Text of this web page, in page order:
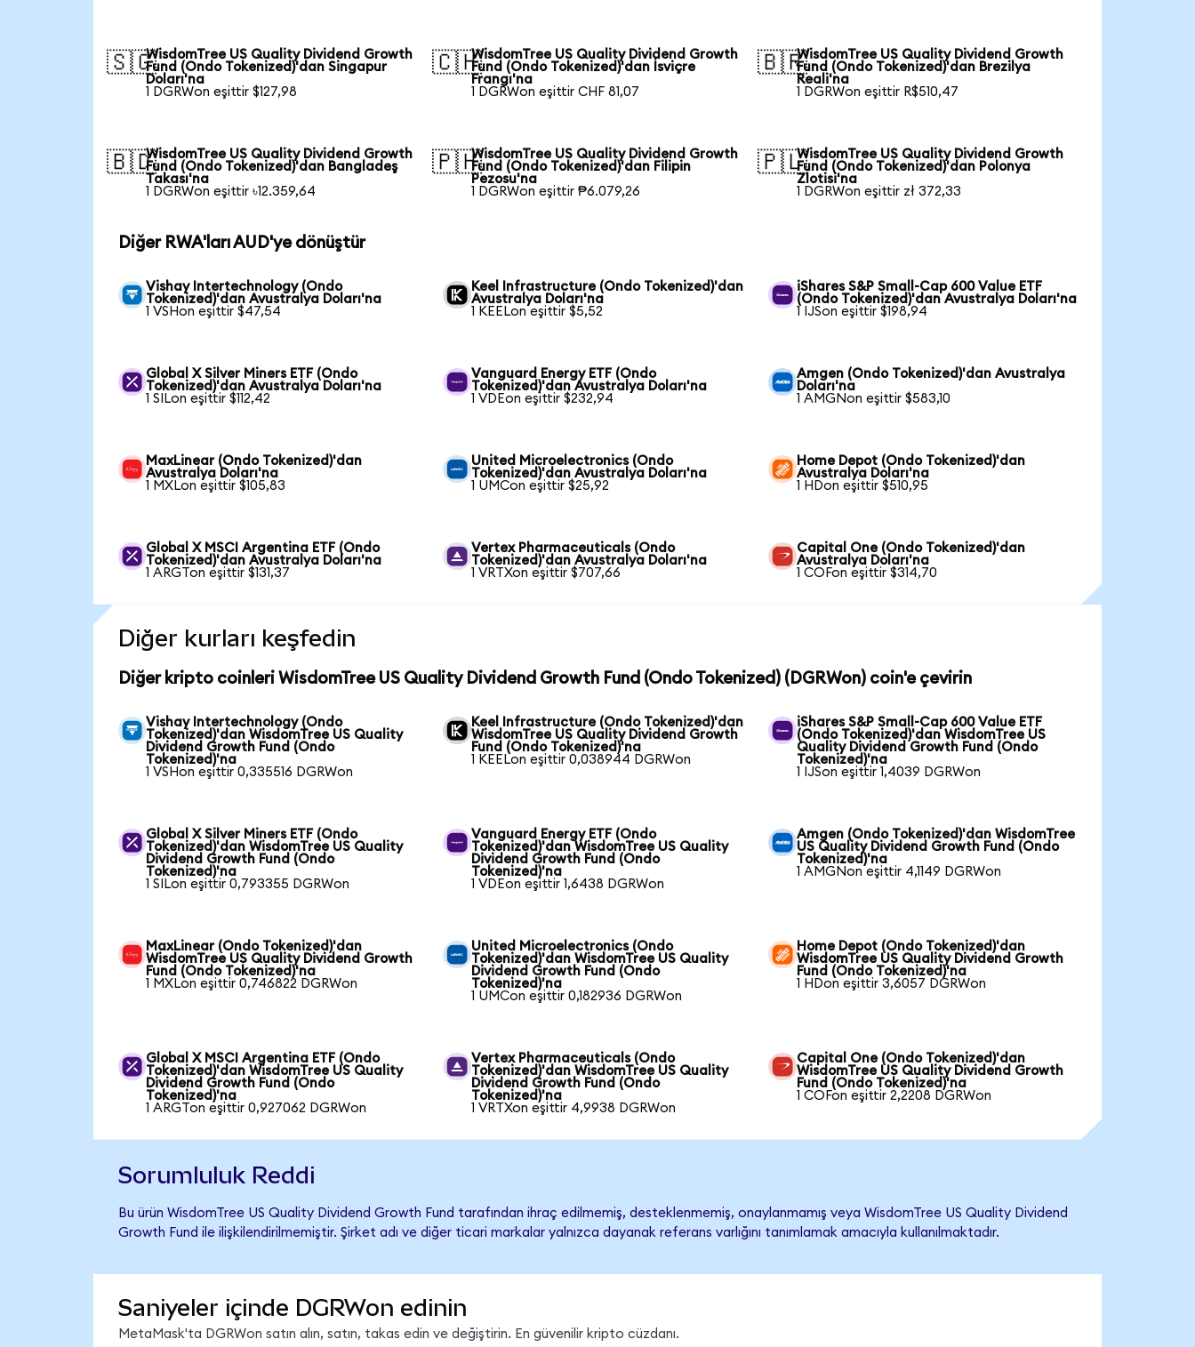
🇸🇬WisdomTree US Quality Dividend Growth
Fund (Ondo Tokenized)'dan Singapur
Doları'na
1 DGRWon eşittir $127,98
🇨🇭WisdomTree US Quality Dividend Growth
Fund (Ondo Tokenized)'dan İsviçre
Frangı'na
1 DGRWon eşittir CHF 81,07
🇧🇷WisdomTree US Quality Dividend Growth
Fund (Ondo Tokenized)'dan Brezilya
Reali'na
1 DGRWon eşittir R$510,47
🇧🇩WisdomTree US Quality Dividend Growth
Fund (Ondo Tokenized)'dan Bangladeş
Takası'na
1 DGRWon eşittir ৳12.359,64
🇵🇭WisdomTree US Quality Dividend Growth
Fund (Ondo Tokenized)'dan Filipin
Pezosu'na
1 DGRWon eşittir ₱6.079,26
🇵🇱WisdomTree US Quality Dividend Growth
Fund (Ondo Tokenized)'dan Polonya
Zlotisi'na
1 DGRWon eşittir zł 372,33
Diğer RWA'ları AUD'ye dönüştür
Vishay Intertechnology (Ondo
Tokenized)'dan Avustralya Doları'na
1 VSHon eşittir $47,54
Keel Infrastructure (Ondo Tokenized)'dan
Avustralya Doları'na
1 KEELon eşittir $5,52
iShares S&P Small-Cap 600 Value ETF
(Ondo Tokenized)'dan Avustralya Doları'na
1 IJSon eşittir $198,94
Global X Silver Miners ETF (Ondo
Tokenized)'dan Avustralya Doları'na
1 SILon eşittir $112,42
Vanguard Energy ETF (Ondo
Tokenized)'dan Avustralya Doları'na
1 VDEon eşittir $232,94
Amgen (Ondo Tokenized)'dan Avustralya
Doları'na
1 AMGNon eşittir $583,10
MaxLinear (Ondo Tokenized)'dan
Avustralya Doları'na
1 MXLon eşittir $105,83
United Microelectronics (Ondo
Tokenized)'dan Avustralya Doları'na
1 UMCon eşittir $25,92
Home Depot (Ondo Tokenized)'dan
Avustralya Doları'na
1 HDon eşittir $510,95
Global X MSCI Argentina ETF (Ondo
Tokenized)'dan Avustralya Doları'na
1 ARGTon eşittir $131,37
Vertex Pharmaceuticals (Ondo
Tokenized)'dan Avustralya Doları'na
1 VRTXon eşittir $707,66
Capital One (Ondo Tokenized)'dan
Avustralya Doları'na
1 COFon eşittir $314,70
Diğer kurları keşfedin
Diğer kripto coinleri WisdomTree US Quality Dividend Growth Fund (Ondo Tokenized) (DGRWon) coin'e çevirin
Vishay Intertechnology (Ondo
Tokenized)'dan WisdomTree US Quality
Dividend Growth Fund (Ondo
Tokenized)'na
1 VSHon eşittir 0,335516 DGRWon
Keel Infrastructure (Ondo Tokenized)'dan
WisdomTree US Quality Dividend Growth
Fund (Ondo Tokenized)'na
1 KEELon eşittir 0,038944 DGRWon
iShares S&P Small-Cap 600 Value ETF
(Ondo Tokenized)'dan WisdomTree US
Quality Dividend Growth Fund (Ondo
Tokenized)'na
1 IJSon eşittir 1,4039 DGRWon
Global X Silver Miners ETF (Ondo
Tokenized)'dan WisdomTree US Quality
Dividend Growth Fund (Ondo
Tokenized)'na
1 SILon eşittir 0,793355 DGRWon
Vanguard Energy ETF (Ondo
Tokenized)'dan WisdomTree US Quality
Dividend Growth Fund (Ondo
Tokenized)'na
1 VDEon eşittir 1,6438 DGRWon
Amgen (Ondo Tokenized)'dan WisdomTree
US Quality Dividend Growth Fund (Ondo
Tokenized)'na
1 AMGNon eşittir 4,1149 DGRWon
MaxLinear (Ondo Tokenized)'dan
WisdomTree US Quality Dividend Growth
Fund (Ondo Tokenized)'na
1 MXLon eşittir 0,746822 DGRWon
United Microelectronics (Ondo
Tokenized)'dan WisdomTree US Quality
Dividend Growth Fund (Ondo
Tokenized)'na
1 UMCon eşittir 0,182936 DGRWon
Home Depot (Ondo Tokenized)'dan
WisdomTree US Quality Dividend Growth
Fund (Ondo Tokenized)'na
1 HDon eşittir 3,6057 DGRWon
Global X MSCI Argentina ETF (Ondo
Tokenized)'dan WisdomTree US Quality
Dividend Growth Fund (Ondo
Tokenized)'na
1 ARGTon eşittir 0,927062 DGRWon
Vertex Pharmaceuticals (Ondo
Tokenized)'dan WisdomTree US Quality
Dividend Growth Fund (Ondo
Tokenized)'na
1 VRTXon eşittir 4,9938 DGRWon
Capital One (Ondo Tokenized)'dan
WisdomTree US Quality Dividend Growth
Fund (Ondo Tokenized)'na
1 COFon eşittir 2,2208 DGRWon
Sorumluluk Reddi
Bu ürün WisdomTree US Quality Dividend Growth Fund tarafından ihraç edilmemiş, desteklenmemiş, onaylanmamış veya WisdomTree US Quality Dividend
Growth Fund ile ilişkilendirilmemiştir. Şirket adı ve diğer ticari markalar yalnızca dayanak referans varlığını tanımlamak amacıyla kullanılmaktadır.
Saniyeler içinde DGRWon edinin
MetaMask'ta DGRWon satın alın, satın, takas edin ve değiştirin. En güvenilir kripto cüzdanı.